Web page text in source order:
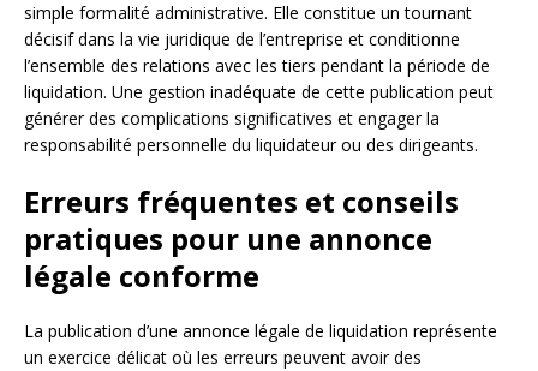
simple formalité administrative. Elle constitue un tournant
décisif dans la vie juridique de l’entreprise et conditionne
l’ensemble des relations avec les tiers pendant la période de
liquidation. Une gestion inadéquate de cette publication peut
générer des complications significatives et engager la
responsabilité personnelle du liquidateur ou des dirigeants.
Erreurs fréquentes et conseils
pratiques pour une annonce
légale conforme
La publication d’une annonce légale de liquidation représente
un exercice délicat où les erreurs peuvent avoir des